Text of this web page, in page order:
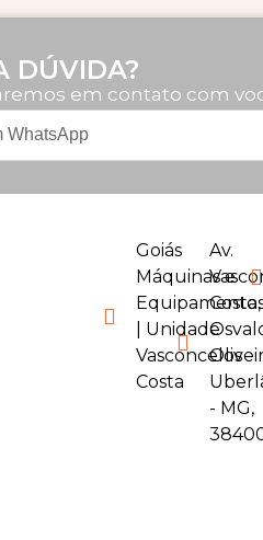
DÚVIDA?
em contato com
Goiás
Máquinas e
| Unidade
Vasconcelos
Costa
Av.
- MG,